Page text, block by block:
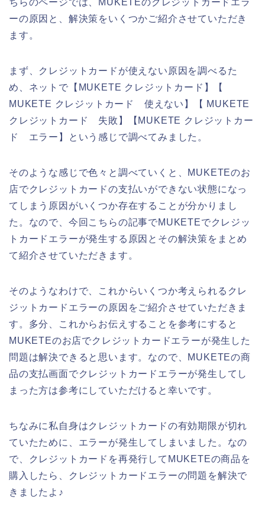
ちらのページでは、MUKETEのクレジットカードエラ
ーの原因と、解決策をいくつかご紹介させていただき
ます。
まず、クレジットカードが使えない原因を調べるた
め、ネットで【MUKETE クレジットカード】【
MUKETE クレジットカード 使えない】【 MUKETE
クレジットカード 失敗】【MUKETE クレジットカー
ド エラー】という感じで調べてみました。
そのような感じで色々と調べていくと、MUKETEのお
店でクレジットカードの支払いができない状態になっ
てしまう原因がいくつか存在することが分かりまし
た。なので、今回こちらの記事でMUKETEでクレジッ
トカードエラーが発生する原因とその解決策をまとめ
て紹介させていただきます。
そのようなわけで、これからいくつか考えられるクレ
ジットカードエラーの原因をご紹介させていただきま
す。多分、これからお伝えすることを参考にすると
MUKETEのお店でクレジットカードエラーが発生した
問題は解決できると思います。なので、MUKETEの商
品の支払画面でクレジットカードエラーが発生してし
まった方は参考にしていただけると幸いです。
ちなみに私自身はクレジットカードの有効期限が切れ
ていたために、エラーが発生してしまいました。なの
で、クレジットカードを再発行してMUKETEの商品を
購入したら、クレジットカードエラーの問題を解決で
きましたよ♪